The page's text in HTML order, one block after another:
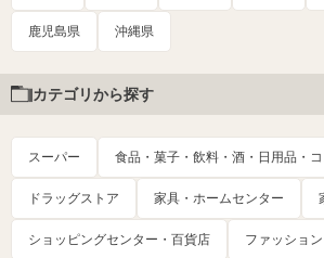
鹿児島県 沖縄県
カテゴリから探す
スーパー 食品・菓子・飲料・酒・日用品・
ドラッグストア 家具・ホームセンター
ショッピングセンター・百貨店 ファッション